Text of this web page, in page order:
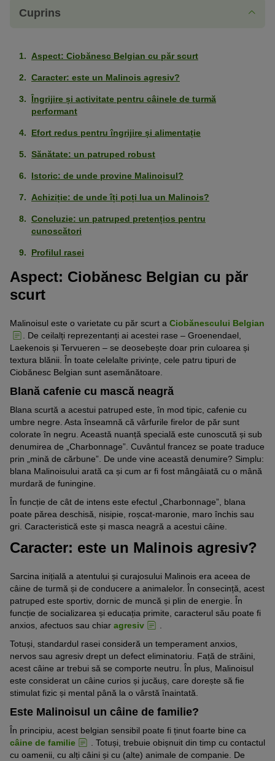
Cuprins
Aspect: Ciobănesc Belgian cu păr scurt
Caracter: este un Malinois agresiv?
Îngrijire și activitate pentru câinele de turmă
performant
Efort redus pentru îngrijire și alimentație
Sănătate: un patruped robust
Istoric: de unde provine Malinoisul?
Achiziție: de unde îți poți lua un Malinois?
Concluzie: un patruped pretențios pentru
cunoscători
Profilul rasei
Aspect: Ciobănesc Belgian cu păr
scurt
Malinoisul este o varietate cu păr scurt a Ciobănescului Belgian
. De ceilalți reprezentanți ai acestei rase – Groenendael,
Laekenois și Tervueren – se deosebește doar prin culoarea și
textura blănii. În toate celelalte privințe, cele patru tipuri de
Ciobănesc Belgian sunt asemănătoare.
Blană cafenie cu mască neagră
Blana scurtă a acestui patruped este, în mod tipic, cafenie cu
umbre negre. Asta înseamnă că vârfurile firelor de păr sunt
colorate în negru. Această nuanță specială este cunoscută și sub
denumirea de „Charbonnage”. Cuvântul francez se poate traduce
prin „mină de cărbune”. De unde vine această denumire? Simplu:
blana Malinoisului arată ca și cum ar fi fost mângâiată cu o mână
murdară de funingine.
În funcție de cât de intens este efectul „Charbonnage”, blana
poate părea deschisă, nisipie, roșcat-maronie, maro închis sau
gri. Caracteristică este și masca neagră a acestui câine.
Caracter: este un Malinois agresiv?
Sarcina inițială a atentului și curajosului Malinois era aceea de
câine de turmă și de conducere a animalelor. În consecință, acest
patruped este sportiv, dornic de muncă și plin de energie. În
funcție de socializarea și educația primite, caracterul său poate fi
anxios, afectuos sau chiar agresiv
Totuși, standardul rasei consideră un temperament anxios,
nervos sau agresiv drept un defect eliminatoriu. Față de străini,
acest câine ar trebui să se comporte neutru. În plus, Malinoisul
este considerat un câine curios și jucăuș, care dorește să fie
stimulat fizic și mental până la o vârstă înaintată.
Este Malinoisul un câine de familie?
În principiu, acest belgian sensibil poate fi ținut foarte bine ca
câine de familie
. Totuși, trebuie obișnuit din timp cu contactul
cu oamenii, cu alți câini și cu (alte) animale de companie. De